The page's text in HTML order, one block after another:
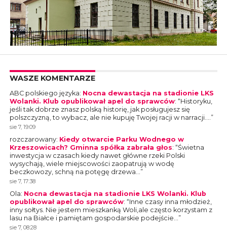
WASZE KOMENTARZE
ABC polskiego języka: Nocna dewastacja na stadionie LKS
Wolanki. Klub opublikował apel do sprawców: “Historyku,
jeśli tak dobrze znasz polską historię, jak posługujesz się
polszczyzną, to wybacz, ale nie kupuję Twojej racji w narracji.… ”
sie 7, 19:09
rozczarowany: Kiedy otwarcie Parku Wodnego w
Krzeszowicach? Gminna spółka zabrała głos: “Świetna
inwestycja w czasach kiedy nawet główne rzeki Polski
wysychają, wiele miejscowości zaopatrują w wodę
beczkowozy, schną na potęgę drzewa… ”
sie 7, 17:38
Ola: Nocna dewastacja na stadionie LKS Wolanki. Klub
opublikował apel do sprawców: “Inne czasy inna młodzież,
inny sołtys. Nie jestem mieszkanką Woli,ale często korzystam z
lasu na Białce i pamiętam gospodarskie podejście… ”
sie 7, 08:28